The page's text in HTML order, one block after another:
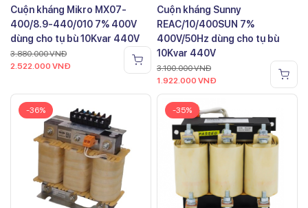
Cuộn kháng Mikro MX07-
400/8.9-440/010 7% 400V
dùng cho tụ bù 10Kvar 440V
3.880.000VNĐ
2.522.000 VNĐ
Cuộn kháng Sunny
REAC/10/400SUN 7%
400V/50Hz dùng cho tụ bù
10Kvar 440V
3.100.000VNĐ
1.922.000 VNĐ
-36% -35%